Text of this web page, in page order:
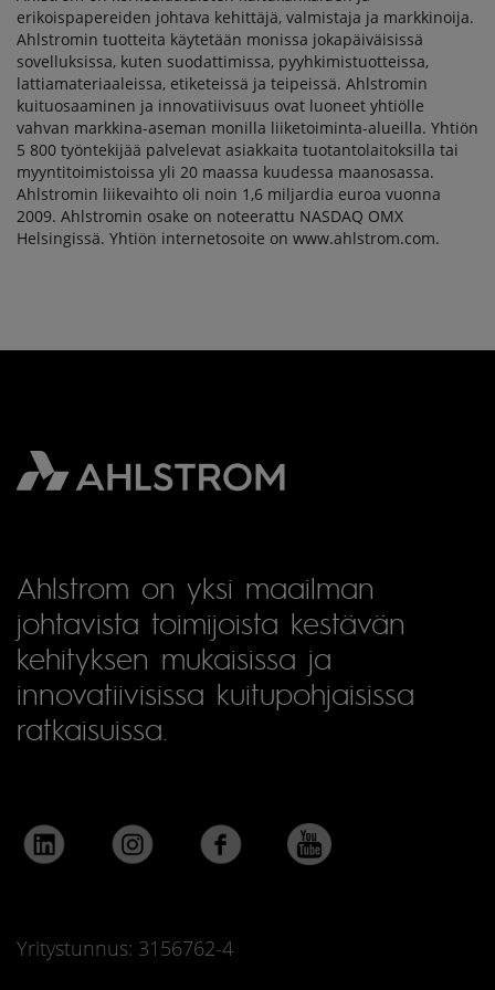
erikoispapereiden johtava kehittäjä, valmistaja ja markkinoija.
Ahlstromin tuotteita käytetään monissa jokapäiväisissä
sovelluksissa, kuten suodattimissa, pyyhkimistuotteissa,
lattiamateriaaleissa, etiketeissä ja teipeissä. Ahlstromin
kuituosaaminen ja innovatiivisuus ovat luoneet yhtiölle
vahvan markkina-aseman monilla liiketoiminta-alueilla. Yhtiön
5 800 työntekijää palvelevat asiakkaita tuotantolaitoksilla tai
myyntitoimistoissa yli 20 maassa kuudessa maanosassa.
Ahlstromin liikevaihto oli noin 1,6 miljardia euroa vuonna
2009. Ahlstromin osake on noteerattu NASDAQ OMX
Helsingissä. Yhtiön internetosoite on www.ahlstrom.com.
Ahlstrom on yksi maailman
johtavista toimijoista kestävän
kehityksen mukaisissa ja
innovatiivisissa kuitupohjaisissa
ratkaisuissa.
Yritystunnus: 3156762-4